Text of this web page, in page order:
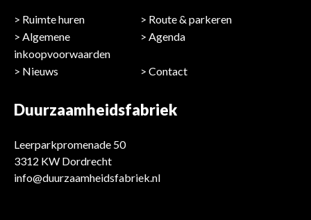
Ruimte huren
Route & parkeren
Algemene
inkoopvoorwaarden
Agenda
Nieuws Contact
Duurzaamheidsfabriek
Leerparkpromenade 50
3312 KW Dordrecht
info@duurzaamheidsfabriek.nl